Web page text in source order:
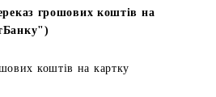
грошових коштів на
коштів на картку